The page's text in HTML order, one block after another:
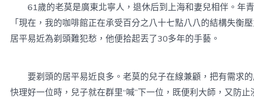
61歲的老莫是廣東北寧人，退休后到上海和妻兒相伴。年
「現在，我的咖啡館正在承受百分之八十七點八八的結構失衡
居平易近為剃頭難犯愁，他便拾起丟了30多年的手藝。
要剃頭的居平易近良多。老莫的兒子在線兼顧，把有需求的
快理好一位時，兒子就在群里“喊”下一位，既便利大師，又防止